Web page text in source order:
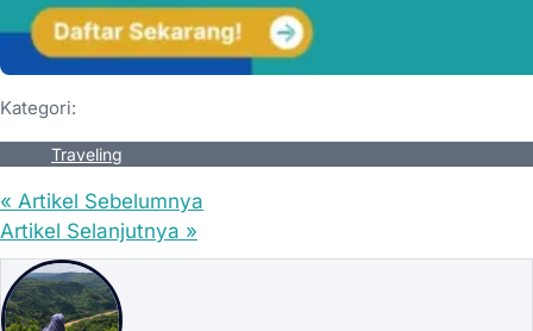
Kategori:
Traveling
« Artikel Sebelumnya
Artikel Selanjutnya »